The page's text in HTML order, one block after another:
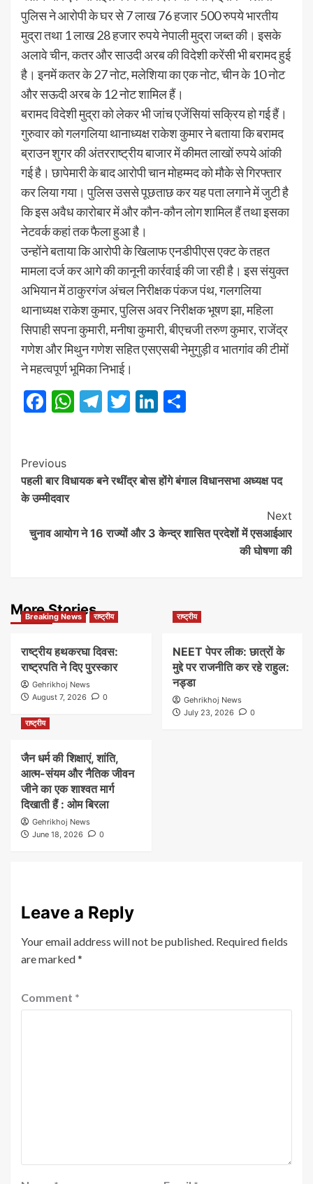
पुलिस ने आरोपी के घर से 7 लाख 76 हजार 500 रुपये भारतीय
मुद्रा तथा 1 लाख 28 हजार रुपये नेपाली मुद्रा जब्त की। इसके
अलावे चीन, कतर और साउदी अरब की विदेशी करेंसी भी बरामद हुई
है। इनमें कतर के 27 नोट, मलेशिया का एक नोट, चीन के 10 नोट
और सऊदी अरब के 12 नोट शामिल हैं।
बरामद विदेशी मुद्रा को लेकर भी जांच एजेंसियां सक्रिय हो गई हैं।
गुरुवार को गलगलिया थानाध्यक्ष राकेश कुमार ने बताया कि बरामद
ब्राउन शुगर की अंतरराष्ट्रीय बाजार में कीमत लाखों रुपये आंकी
गई है। छापेमारी के बाद आरोपी चान मोहम्मद को मौके से गिरफ्तार
कर लिया गया। पुलिस उससे पूछताछ कर यह पता लगाने में जुटी है
कि इस अवैध कारोबार में और कौन-कौन लोग शामिल हैं तथा इसका
नेटवर्क कहां तक फैला हुआ है।
उन्होंने बताया कि आरोपी के खिलाफ एनडीपीएस एक्ट के तहत
मामला दर्ज कर आगे की कानूनी कार्रवाई की जा रही है। इस संयुक्त
अभियान में ठाकुरगंज अंचल निरीक्षक पंकज पंथ, गलगलिया
थानाध्यक्ष राकेश कुमार, पुलिस अवर निरीक्षक भूषण झा, महिला
सिपाही सपना कुमारी, मनीषा कुमारी, बीएचजी तरुण कुमार, राजेंद्र
गणेश और मिथुन गणेश सहित एसएसबी नेमुगुड़ी व भातगांव की टीमों
ने महत्वपूर्ण भूमिका निभाई।
Facebook
WhatsApp
Telegram
TwitterLinkedIn
Post
Navigation
Previous
पहली बार विधायक बने रथींद्र बोस होंगे बंगाल विधानसभा अध्यक्ष पद
के उम्मीदवार
Next
चुनाव आयोग ने 16 राज्यों और 3 केन्द्र शासित प्रदेशों में एसआईआर
की घोषणा की
More Stories
Breaking News राष्ट्रीय
राष्ट्रीय हथकरघा दिवस:
राष्ट्रपति ने दिए पुरस्कार
Gehrikhoj News
August 7, 2026
0
राष्ट्रीय
NEET पेपर लीक: छात्रों के
मुद्दे पर राजनीति कर रहे राहुल:
नड्डा
Gehrikhoj News
July 23, 2026
0
राष्ट्रीय
जैन धर्म की शिक्षाएं, शांति,
आत्म-संयम और नैतिक जीवन
जीने का एक शाश्वत मार्ग
दिखाती हैं : ओम बिरला
Gehrikhoj News
June 18, 2026
0
Leave a Reply
Your email address will not be published. Required fields
are marked*
Comment *